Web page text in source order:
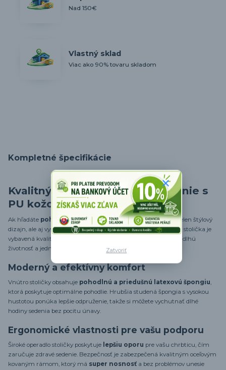
Nad 150€
Vlastný sklad
Viac ako 90% tovaru skladom
Kompletné špecifikácie
Kvalitný poťah a pohodlné sedenie s
PU kožou
Ak hľadáte pohodlnú stoličkuna sedenie, ktorá ponúka nielen štýlový
dizajn, ale aj vysokú funkčnosť, ste na správnom mieste. Naša stolička je
vybavená kvalitným poťahom z
, ktorý zabezpečuje dlhú
životnosť a jednoduchú údržbu.
Moderný a efektívny komfort
Vnútro stoličky obsahuje pohodlnú a priedušnú latexovú špongiu
ktorá poskytuje optimálne pohodlie. Hrubšia studená špongia s vysokou
hustotou ponúka lepšie odpruženie, takže si môžete vychutnať dlhé
hodiny sedenia bez pocitu únavy.
Ergonomické vlastnosti pre vašu podporu
Široké operadlo stoličky poskytuje lepšiu oporu pre vašu chrbticu, čím
zaručuje zdravé sedenie. Bezpečnosť je zabezpečená kvalitným oceľovým
kovaným rámom, ktorý má super nosnosť a bez problémov unesie
Zatvoriť